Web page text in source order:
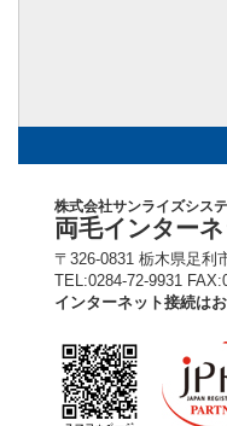
株式会社サンライズシス
両毛インターネ
〒326-0831 栃木県足利
TEL:0284-72-9931
インターネット接続は